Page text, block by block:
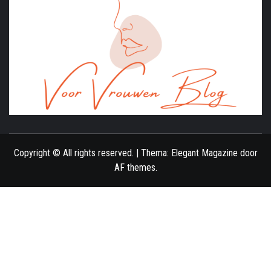
Copyright © All rights reserved. | Thema: Elegant Magazine door
AF themes.